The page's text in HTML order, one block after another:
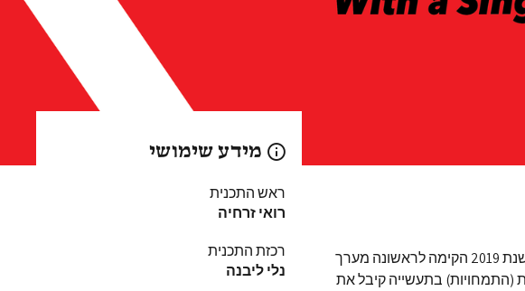
שנקר החליטה כי ברצונה לבנות גשר בין האקדמיה לתעשייה ובשנת 2019 הקימה לראשונה מערך
(התמחויות) בתעשייה קיבל את
מידע שימושי
ראש התכנית
רואי זרחיה
רכזת התכנית
נלי ליבנה